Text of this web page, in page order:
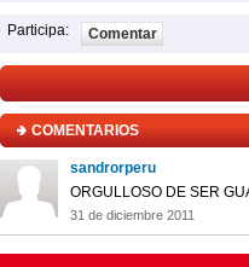
Participa: Comentar
COMENTARIOS
sandrorperu
ORGULLOSO DE SER
31 de diciembre 2011